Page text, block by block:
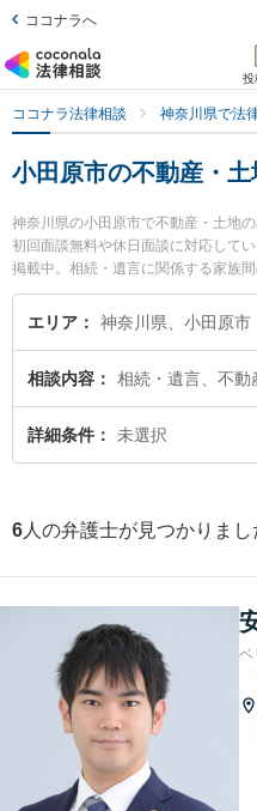
ココナラへ
投
ココナラ法律相談 神奈川県で法
小田原市の不動産・
神奈川県の小田原市で不動産・土地
初回面談無料や休日面談に対応して
掲載中。相続・遺言に関係する家族
割等の細かな分野での絞り込み検索
務所 小田原オフィスの安藤 良弁護
地の相続のトラブルを今すぐに弁護
トラブル解決の実績豊富な近くの弁
産・土地の相続を法律相談できる小
エリア 神奈川県、小田原市
相談内容 相続・遺言、不動
詳細条件 未選択
6 人の弁護士が見つかりまし
ベ